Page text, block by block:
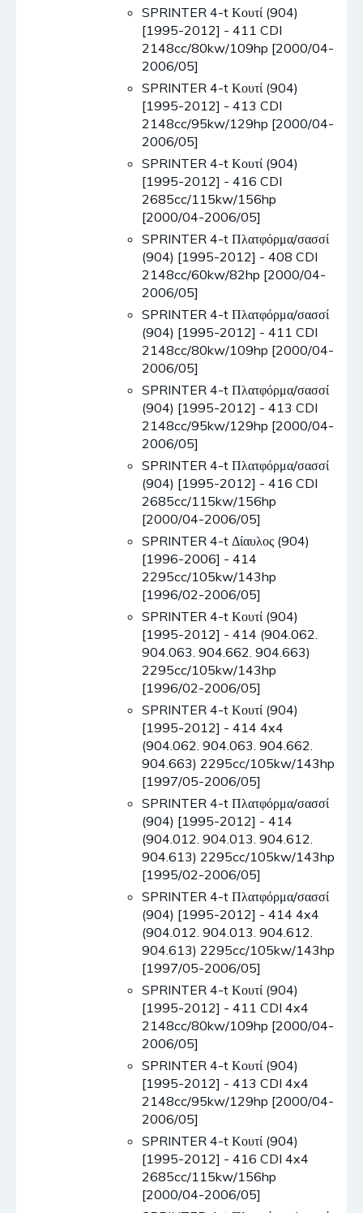
SPRINTER 4-t Κουτί (904)
[1995-2012] - 411 CDI
2148cc/80kw/109hp [2000/04-
2006/05]
SPRINTER 4-t Κουτί (904)
[1995-2012] - 413 CDI
2148cc/95kw/129hp [2000/04-
2006/05]
SPRINTER 4-t Κουτί (904)
[1995-2012] - 416 CDI
2685cc/115kw/156hp
[2000/04-2006/05]
SPRINTER 4-t Πλατφόρμα/σασσί
(904) [1995-2012] - 408 CDI
2148cc/60kw/82hp [2000/04-
2006/05]
SPRINTER 4-t Πλατφόρμα/σασσί
(904) [1995-2012] - 411 CDI
2148cc/80kw/109hp [2000/04-
2006/05]
SPRINTER 4-t Πλατφόρμα/σασσί
(904) [1995-2012] - 413 CDI
2148cc/95kw/129hp [2000/04-
2006/05]
SPRINTER 4-t Πλατφόρμα/σασσί
(904) [1995-2012] - 416 CDI
2685cc/115kw/156hp
[2000/04-2006/05]
SPRINTER 4-t Δίαυλος (904)
[1996-2006] - 414
2295cc/105kw/143hp
[1996/02-2006/05]
SPRINTER 4-t Κουτί (904)
[1995-2012] - 414 (904.062.
904.063. 904.662. 904.663)
2295cc/105kw/143hp
[1996/02-2006/05]
SPRINTER 4-t Κουτί (904)
[1995-2012] - 414 4x4
(904.062. 904.063. 904.662.
904.663) 2295cc/105kw/143hp
[1997/05-2006/05]
SPRINTER 4-t Πλατφόρμα/σασσί
(904) [1995-2012] - 414
(904.012. 904.013. 904.612.
904.613) 2295cc/105kw/143hp
[1995/02-2006/05]
SPRINTER 4-t Πλατφόρμα/σασσί
(904) [1995-2012] - 414 4x4
(904.012. 904.013. 904.612.
904.613) 2295cc/105kw/143hp
[1997/05-2006/05]
SPRINTER 4-t Κουτί (904)
[1995-2012] - 411 CDI 4x4
2148cc/80kw/109hp [2000/04-
2006/05]
SPRINTER 4-t Κουτί (904)
[1995-2012] - 413 CDI 4x4
2148cc/95kw/129hp [2000/04-
2006/05]
SPRINTER 4-t Κουτί (904)
[1995-2012] - 416 CDI 4x4
2685cc/115kw/156hp
[2000/04-2006/05]